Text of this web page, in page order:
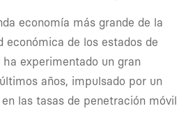
economía más grande de la
económica de los estados de
experimentado un gran
años, impulsado por un
las tasas de penetración móvil